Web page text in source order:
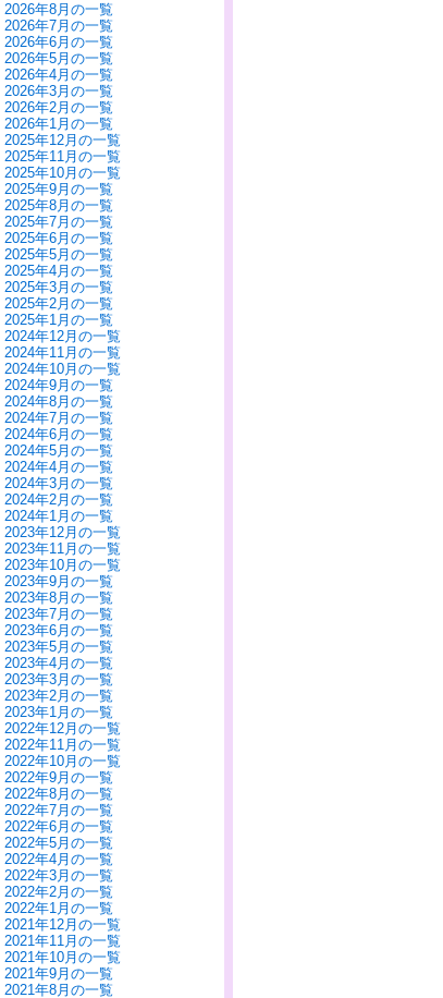
2026年8月の一覧
2026年7月の一覧
2026年6月の一覧
2026年5月の一覧
2026年4月の一覧
2026年3月の一覧
2026年2月の一覧
2026年1月の一覧
2025年12月の一覧
2025年11月の一覧
2025年10月の一覧
2025年9月の一覧
2025年8月の一覧
2025年7月の一覧
2025年6月の一覧
2025年5月の一覧
2025年4月の一覧
2025年3月の一覧
2025年2月の一覧
2025年1月の一覧
2024年12月の一覧
2024年11月の一覧
2024年10月の一覧
2024年9月の一覧
2024年8月の一覧
2024年7月の一覧
2024年6月の一覧
2024年5月の一覧
2024年4月の一覧
2024年3月の一覧
2024年2月の一覧
2024年1月の一覧
2023年12月の一覧
2023年11月の一覧
2023年10月の一覧
2023年9月の一覧
2023年8月の一覧
2023年7月の一覧
2023年6月の一覧
2023年5月の一覧
2023年4月の一覧
2023年3月の一覧
2023年2月の一覧
2023年1月の一覧
2022年12月の一覧
2022年11月の一覧
2022年10月の一覧
2022年9月の一覧
2022年8月の一覧
2022年7月の一覧
2022年6月の一覧
2022年5月の一覧
2022年4月の一覧
2022年3月の一覧
2022年2月の一覧
2022年1月の一覧
2021年12月の一覧
2021年11月の一覧
2021年10月の一覧
2021年9月の一覧
2021年8月の一覧